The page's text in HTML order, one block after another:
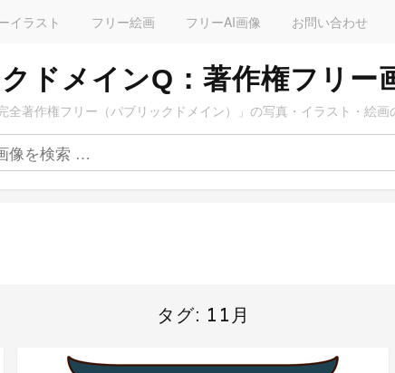
イラスト フリー絵画 フリーAI画像 お問い合わせ
ドメインQ：著作権フリー
全著作権フリー（パブリックドメイン）」の写真・イラスト・絵画
タグ: 11月